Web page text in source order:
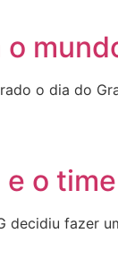
o dia do
o
decidiu fazer